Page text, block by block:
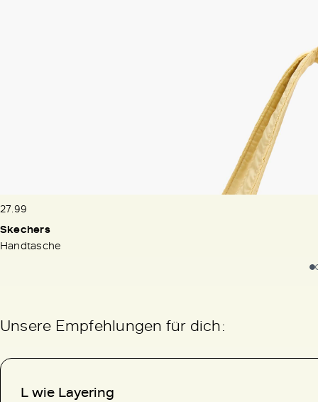
27.99
Skechers
Handtasche
Unsere Empfehlungen für dich:
L wie Layering